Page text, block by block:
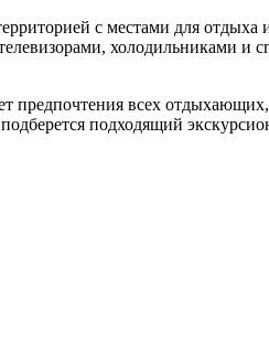
с местами для отдыха
холодильниками
предпочтения всех
подходящий